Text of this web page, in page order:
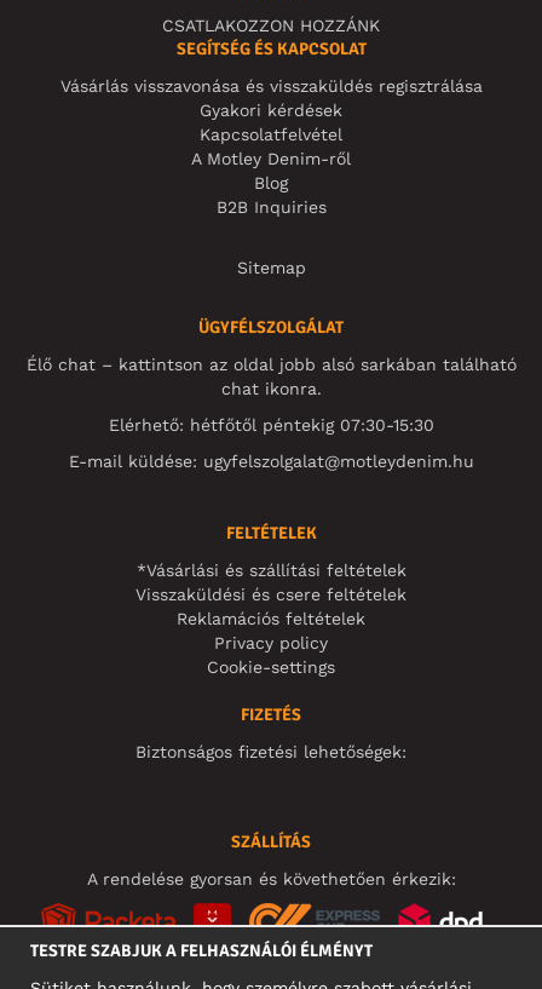
CSATLAKOZZON HOZZÁNK
SEGÍTSÉG ÉS KAPCSOLAT
Vásárlás visszavonása és visszaküldés regisztrálása
Gyakori kérdések
Kapcsolatfelvétel
A Motley Denim-ről
Blog
B2B Inquiries
Sitemap
ÜGYFÉLSZOLGÁLAT
Élő chat – kattintson az oldal jobb alsó sarkában található
chat ikonra.
Elérhető: hétfőtől péntekig 07:30-15:30
E-mail küldése: ugyfelszolgalat@motleydenim.hu
FELTÉTELEK
*Vásárlási és szállítási feltételek
Visszaküldési és csere feltételek
Reklamációs feltételek
Privacy policy
Cookie-settings
FIZETÉS
Biztonságos fizetési lehetőségek:
SZÁLLÍTÁS
A rendelése gyorsan és követhetően érkezik:
TESTRE SZABJUK A FELHASZNÁLÓI ÉLMÉNYT